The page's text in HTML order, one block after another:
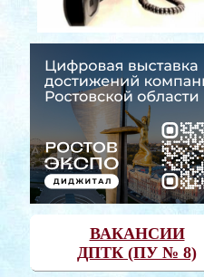
ВАКАНСИИ
ДПТК (ПУ № 8)